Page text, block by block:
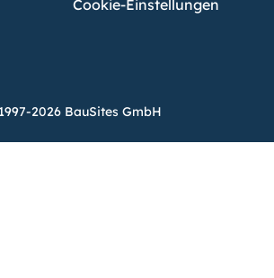
Cookie-Einstellungen
2026 BauSites GmbH